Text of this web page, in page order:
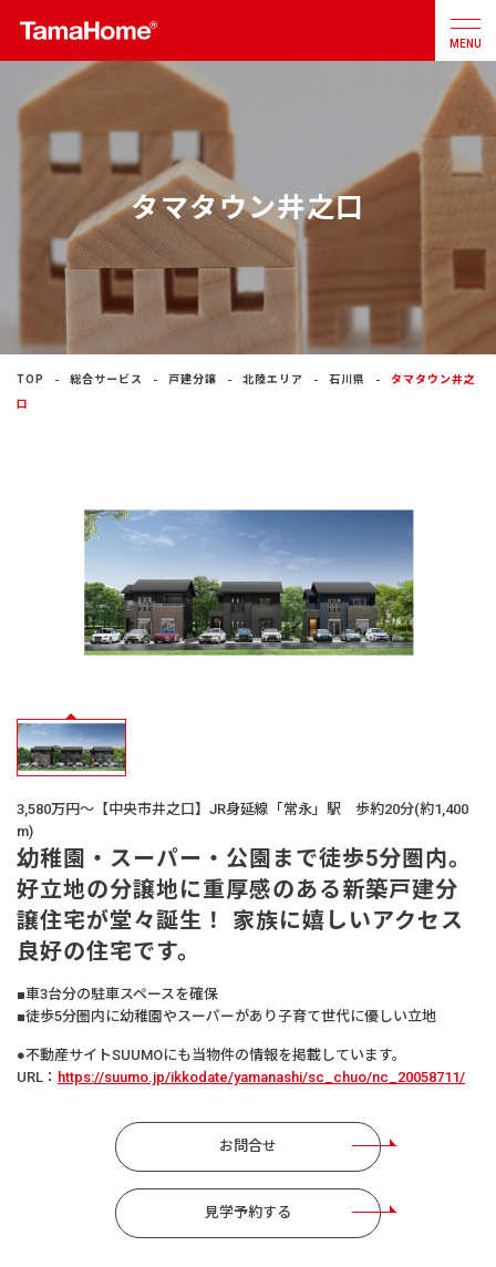
お問合せ
注文住宅
戸建分譲 住宅
リフォーム
生活サービス・その他
企業・IR情報
MENU
タマタウン井之口
TOP 総合サービス 戸建分譲 北陸エリア 石川県
タマタウン井之
口
3,580万円～【中央市井之口】JR身延線「常永」駅 歩約20分(約1,400
m)
幼稚園・スーパー・公園まで徒歩5分圏内。
好立地の分譲地に重厚感のある新築戸建分
譲住宅が堂々誕生！ 家族に嬉しいアクセス
良好の住宅です。
■車3台分の駐車スペースを確保
■徒歩5分圏内に幼稚園やスーパーがあり子育て世代に優しい立地
●不動産サイトSUUMOにも当物件の情報を掲載しています。
URL： https://suumo.jp/ikkodate/yamanashi/sc_chuo/nc_20058711/
お問合せ
見学予約する